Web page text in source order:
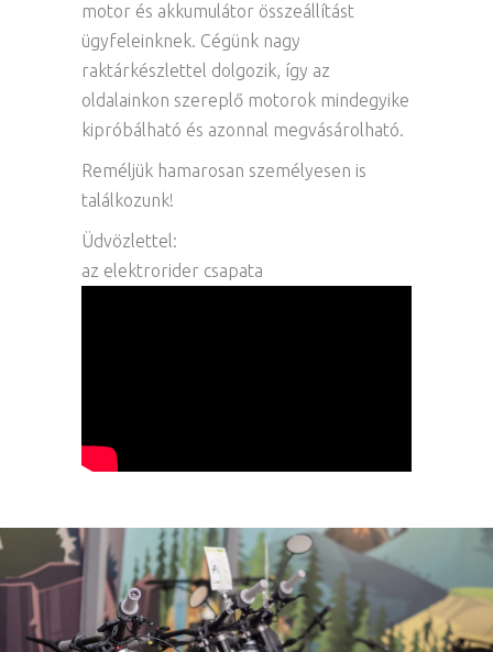
motor és akkumulátor összeállítást
ügyfeleinknek. Cégünk nagy
raktárkészlettel dolgozik, így az
oldalainkon szereplő motorok mindegyike
kipróbálható és azonnal megvásárolható.
Reméljük hamarosan személyesen is
találkozunk!
Üdvözlettel:
az elektrorider csapata